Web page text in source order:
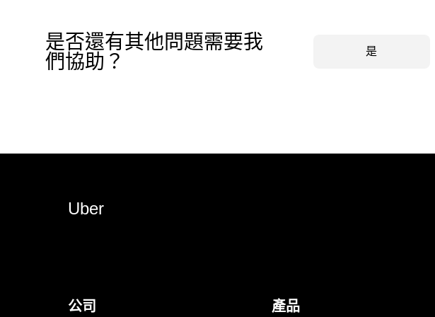
是否還有其他問題需要我
們協助？
是
Uber
公司 產品